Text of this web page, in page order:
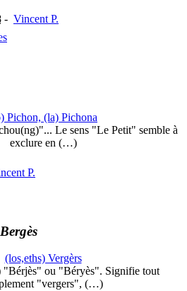
- Vincent P.
Pichon, (la) Pichona
Le sens "Le Petit" semble à
exclure en (…)
P.
Bergès
(los,eths) Vergèrs
"Bérjès" ou "Béryès". Signifie tout
"vergers", (…)